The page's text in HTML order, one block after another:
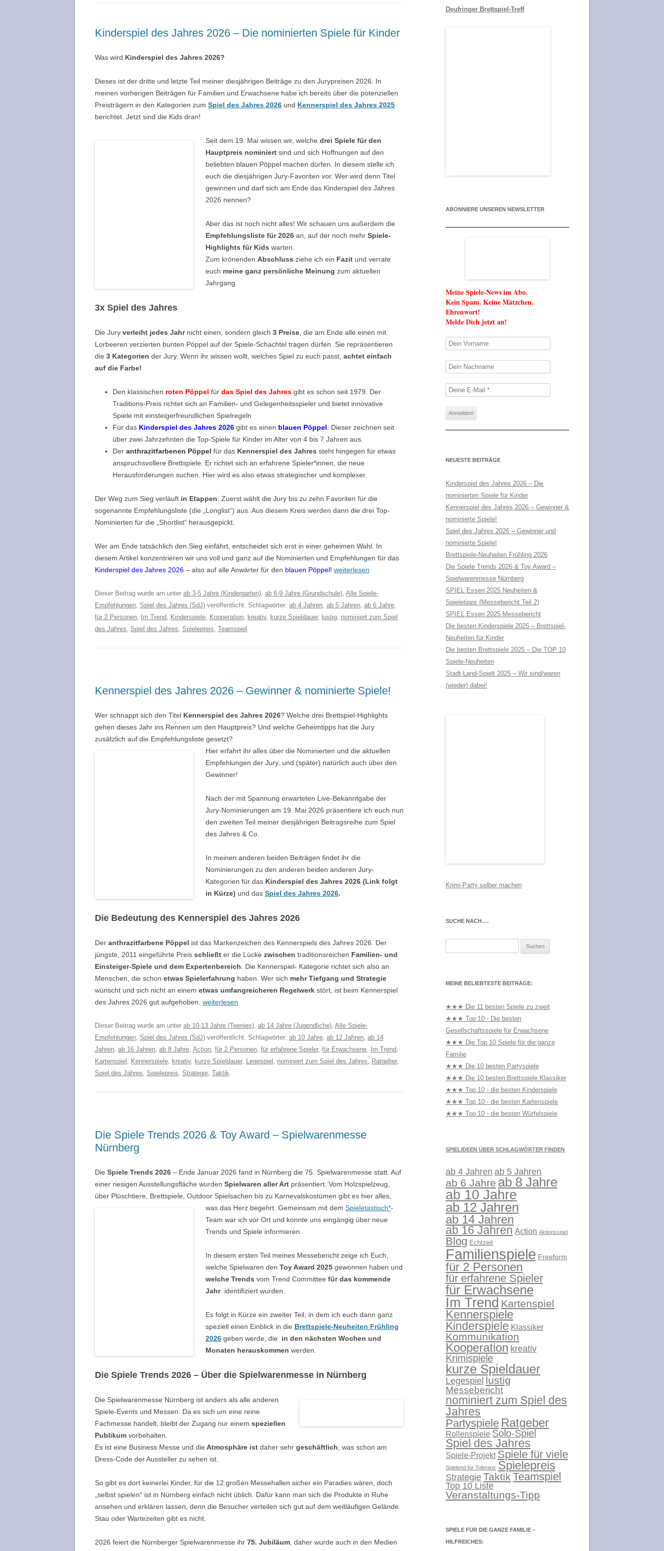
TOP 10 – DIE BESTEN
BRETTSPIELE FÜR ERWACHSENE
SPIELE FÜR DIE GANZE FAMILIE
DIE BESTEN KINDERSPIELE
ALLER ZEITEN
JUGENDLICHE (FAQ)
TOD IN VENEDIG – KRIMIDINNER
LETZTER WILLE MORD
CHAT
SPIELER
KRIMISPIELE FÜR KINDER UND
JUGENDLICHE – FRAGEN &
KRIMIDINNER DOWNLOAD –
FRAGEN ZU UNSEREN SPIELE-
DATEIEN
KRIMIDINNER VERANSTALTEN –
TIPPS UND TRICKS FÜR DEN
GASTGEBER
KRIMIDINNER ONLINE SPIELEN –
PARTNERPROGRAMM
LISTE – ALLE PREISTRÄGER VON
– ALLE GEWINNER BIS HEUTE
KOMPLETTE KENNERSPIEL DES
Kinderspiel des Jahres 2026 – Die nominierten Spiele für Kinder
Was wird Kinderspiel des Jahres 2026?
Dieses ist der dritte und letzte Teil meiner diesjährigen Beiträge zu den Jurypreisen 2026. In
meinen vorherigen Beiträgen für Familien und Erwachsene habe ich bereits über die potenziellen
Preisträgern in den Kategorien zum Spiel des Jahres 2026 und Kennerspiel des Jahres 2025
berichtet. Jetzt sind die Kids dran!
Seit dem 19. Mai wissen wir, welche drei Spiele für den
Hauptpreis nominiert sind und sich Hoffnungen auf den
beliebten blauen Pöppel machen dürfen. In diesem stelle ich
euch die diesjährigen Jury-Favoriten vor. Wer wird denn Titel
gewinnen und darf sich am Ende das Kinderspiel des Jahres
2026 nennen?
Aber das ist noch nicht alles! Wir schauen uns außerdem die
Empfehlungsliste für 2026 an, auf der noch mehr Spiele-
Highlights für Kids warten.
Zum krönenden Abschluss ziehe ich ein Fazit und verrate
euch meine ganz persönliche Meinung zum aktuellen
Jahrgang.
3x Spiel des Jahres
Die Jury verleiht jedes Jahrnicht einen, sondern gleich 3 Preise , die am Ende alle einen mit
Lorbeeren verzierten bunten Pöppel auf der Spiele-Schachtel tragen dürfen. Sie repräsentieren
die 3 Kategorien der Jury. Wenn ihr wissen wollt, welches Spiel zu euch passt, achtet einfach
auf die Farbe!
Den klassischen roten Pöppel für das Spiel des Jahres gibt es schon seit 1979. Der
Traditions-Preis richtet sich an Familien- und Gelegenheitsspieler und bietet innovative
Spiele mit einsteigerfreundlichen Spielregeln
Für das Kinderspiel des Jahres 2026 gibt es einen blauen Pöppel . Dieser zeichnen seit
über zwei Jahrzehnten die Top-Spiele für Kinder im Alter von 4 bis 7 Jahren aus.
Der anthrazitfarbenen Pöppel für das Kennerspiel des Jahres steht hingegen für etwas
anspruchsvollere Brettspiele. Er richtet sich an erfahrene Spieler*innen, die neue
Herausforderungen suchen. Hier wird es also etwas strategischer und komplexer.
Der Weg zum Sieg verläuft in Etappen: Zuerst wählt die Jury bis zu zehn Favoriten für die
sogenannte Empfehlungsliste (die „Longlist“) aus. Aus diesem Kreis werden dann die drei Top-
Nominierten für die „Shortlist“ herausgepickt.
Wer am Ende tatsächlich den Sieg einfährt, entscheidet sich erst in einer geheimen Wahl. In
diesem Artikel konzentrieren wir uns voll und ganz auf die Nominierten und Empfehlungen für das
Kinderspiel des Jahres 2026 – also auf alle Anwärter für den blauen Pöppel! weiterlesen
Dieser Beitrag wurde am unter ab 3-5 Jahre (Kindergarten) ab 6-9 Jahre (Grundschule) Alle Spiele-
Empfehlungen Spiel des Jahres (SdJ) veröffentlicht. Schlagwörter: ab 4 Jahren ab 5 Jahren ab 6 Jahre
für 2 Personen
Im Trend Kinderspiele Kooperation kreativ, kurze Spieldauer, lustig nominiert zum Spiel
des Jahres
Spiel des Jahres Spielepreis Teamspiel
Kennerspiel des Jahres 2026 – Gewinner & nominierte Spiele!
Wer schnappt sich den Titel Kennerspiel des Jahres 2026? Welche drei Brettspiel-Highlights
gehen dieses Jahr ins Rennen um den Hauptpreis? Und welche Geheimtipps hat die Jury
zusätzlich auf die Empfehlungsliste gesetzt?
Hier erfahrt ihr alles über die Nominierten und die aktuellen
Empfehlungen der Jury, und (später) natürlich auch über den
Gewinner!
Nach der mit Spannung erwarteten Live-Bekanntgabe der
Jury-Nominierungen am 19. Mai 2026 präsentiere ich euch nun
den zweiten Teil meiner diesjährigen Beitragsreihe zum Spiel
des Jahres & Co.
In meinen anderen beiden Beiträgen findet ihr die
Nominierungen zu den anderen beiden anderen Jury-
Kategorien für das Kinderspiel des Jahres 2026 (Link folgt
in Kürze) und das Spiel des Jahres 2026.
Die Bedeutung des Kennerspiel des Jahres 2026
Der anthrazitfarbene Pöppel ist das Markenzeichen des Kennerspiels des Jahres 2026. Der
jüngste, 2011 eingeführte Preis schließt er die Lücke zwischen traditionsreichen Familien- und
Einsteiger-Spiele und dem Expertenbereich . Die Kennerspiel- Kategorie richtet sich also an
Menschen, die schon etwas Spielerfahrung haben. Wer sich mehr Tiefgang und Strategie
wünscht und sich nicht an einem etwas umfangreicheren Regelwerk stört, ist beim Kennerspiel
des Jahres 2026 gut aufgehoben. weiterlesen
Dieser Beitrag wurde am unter ab 10-13 Jahre (Teenies) ab 14 Jahre (Jugendliche) Alle Spiele-
Empfehlungen Spiel des Jahres (SdJ) veröffentlicht. Schlagwörter: ab 10 Jahre ab 12 Jahren ab 14
Jahren ab 16 Jahren ab 8 Jahre Action für 2 Personen für erfahrene Spieler, für Erwachsene Im Trend
Kartenspiel
Kennerspiele kreativ, kurze Spieldauer, Legespiel nominiert zum Spiel des Jahres Ratgeber,
Spiel des Jahres
Spielepreis Strategie Taktik
Die Spiele Trends 2026 & Toy Award – Spielwarenmesse
Nürnberg
Die Spiele Trends 2026 – Ende Januar 2026 fand in Nürnberg die 75. Spielwarenmesse statt. Auf
einer riesigen Ausstellungsfläche wurden Spielwaren aller Art präsentiert. Vom Holzspielzeug,
über Plüschtiere, Brettspiele, Outdoor Spielsachen bis zu Karnevalskostümen gibt es hier alles,
was das Herz begehrt. Gemeinsam mit dem Spieletastisch*-
Team war ich vor Ort und konnte uns eingängig über neue
Trends und Spiele informieren.
In diesem ersten Teil meines Messebericht zeige ich Euch,
welche Spielwaren den Toy Award 2025 gewonnen haben und
welche Trends vom Trend Committee für das kommende
Jahr identifiziert wurden.
Es folgt in Kürze ein zweiter Teil, in dem ich euch dann ganz
speziell einen Einblick in die Brettspiele-Neuheiten Frühling
2026 geben werde, die in den nächsten Wochen und
Monaten herauskommen werden.
Die Spiele Trends 2026 – Über die Spielwarenmesse in Nürnberg
Die Spielwarenmesse Nürnberg ist anders als alle anderen
Spiele-Events und Messen. Da es sich um eine reine
Fachmesse handelt, bleibt der Zugang nur einem speziellen
Publikum vorbehalten.
Es ist eine Business Messe und die Atmosphäre ist daher sehr geschäftlich , was schon am
Dress-Code der Aussteller zu sehen ist.
So gibt es dort keinerlei Kinder, für die 12 großen Messehallen sicher ein Paradies wären, doch
„selbst spielen“ ist in Nürnberg einfach nicht üblich. Dafür kann man sich die Produkte in Ruhe
ansehen und erklären lassen, denn die Besucher verteilen sich gut auf dem weitläufigen Gelände.
Stau oder Wartezeiten gibt es nicht.
2026 feiert die Nürnberger Spielwarenmesse ihr 75. Jubiläum , daher wurde auch in den Medien
Deufringer Brettspiel-Treff
ABONNIERE UNSEREN NEWSLETTER
Meine Spiele-News im Abo.
Kein Spam. Keine Mätzchen.
Ehrenwort!
Melde Dich jetzt an!
NEUESTE BEITRÄGE
Kinderspiel des Jahres 2026 – Die
nominierten Spiele für Kinder
Kennerspiel des Jahres 2026 – Gewinner &
nominierte Spiele!
Spiel des Jahres 2026 – Gewinner und
nominierte Spiele!
Brettspiele-Neuheiten Frühling 2026
Die Spiele Trends 2026 & Toy Award –
Spielwarenmesse Nürnberg
SPIEL Essen 2025 Neuheiten &
Spieletipps (Messebericht Teil 2)
SPIEL Essen 2025 Messebericht
Die besten Kinderspiele 2025 – Brettspiel-
Neuheiten für Kinder
Die besten Brettspiele 2025 – Die TOP 10
Spiele-Neuheiten
Stadt-Land-Spielt 2025 – Wir sind/waren
(wieder) dabei!
Krimi-Party selber machen
SUCHE NACH….
MEINE BELIEBTESTE BEITRÄGE:
★★★ Die 11 besten Spiele zu zweit
★★★ Top 10 - Die besten
Gesellschaftsspiele für Erwachsene
★★★ Die Top 10 Spiele für die ganze
Familie
★★★ Die 10 besten Partyspiele
★★★ Die 10 besten Brettspiele Klassiker
★★★ Top 10 - die besten Kinderspiele
★★★ Top 10 - die besten Kartenspiele
★★★ Top 10 - die besten Würfelspiele
SPIELIDEEN ÜBER SCHLAGWÖRTER FINDEN
ab 4 Jahren ab 5 Jahren
ab 6 Jahre ab 8 Jahre
ab 10 Jahre
ab 12 Jahren
ab 14 Jahren
ab 16 Jahren Action Aktionsspiel
Blog Echtzeit
Familienspiele Freeform
für 2 Personen
für erfahrene Spieler
für Erwachsene
Im Trend Kartenspiel
Kennerspiele
Kinderspiele Klassiker
Kommunikation
Kooperation kreativ
Krimispiele
kurze Spieldauer
Legespiel lustig
Messebericht
nominiert zum Spiel des
Jahres
Partyspiele Ratgeber
Rollenspiele Solo-Spiel
Spiel des Jahres
Spiele-Projekt Spiele für viele
Spielend für Toleranz Spielepreis
StrategieTaktik Teamspiel
Top 10 Liste
Veranstaltungs-Tipp
SPIELE FÜR DIE GANZE FAMILIE –
HILFREICHES: